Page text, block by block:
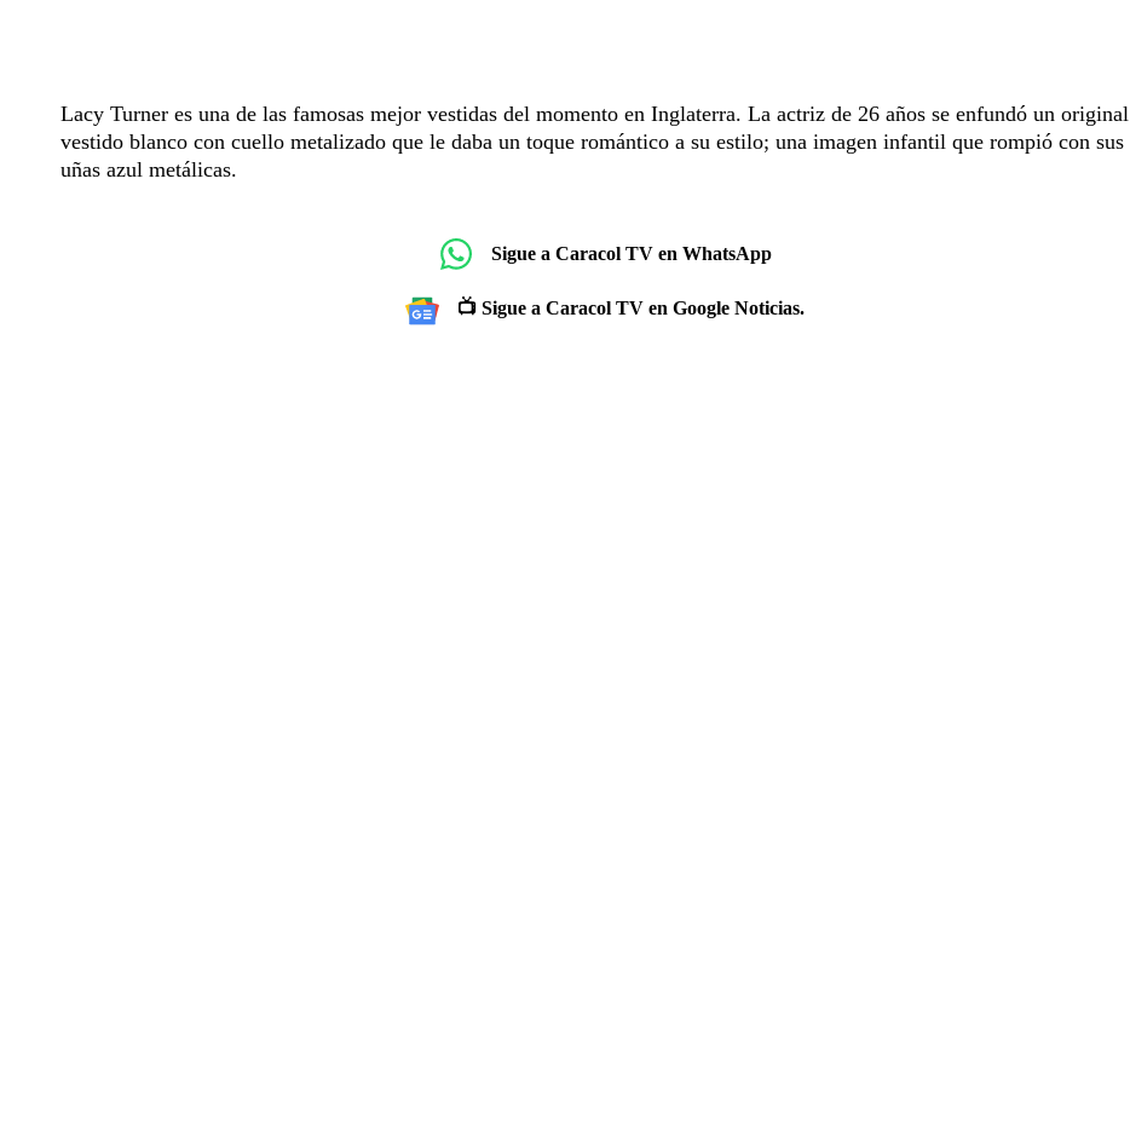
Lacy Turner es una de las famosas mejor vestidas del momento en Inglaterra. La actriz de 26 años se enfundó un original
vestido blanco con cuello metalizado que le daba un toque romántico a su estilo; una imagen infantil que rompió con sus
uñas azul metálicas.
Sigue a Caracol TV en WhatsApp
📺 Sigue a Caracol TV en Google Noticias.